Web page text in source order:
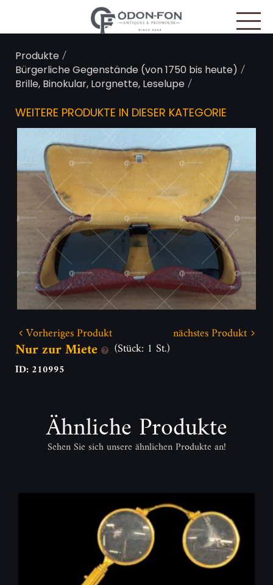
Produkte/
Bürgerliche Gegenstände (von 1750 bis heute) /
Brille, Binokular, Lorgnette, Leselupe/
WEITERE PRODUKTE IN DIESER KATEGORIE
Vorheriges Produkt nächstes Produkt
Nur zur Miete (Stück: 1 St.)
ID: 210995
Ähnliche Produkte
Sehen Sie sich unsere ähnlichen Produkte an!